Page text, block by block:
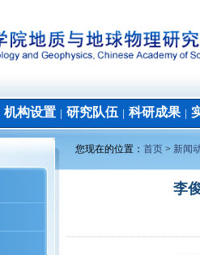
机构设置 研究队伍 科研成果│
您现在的位置： 首页 > 新闻
李